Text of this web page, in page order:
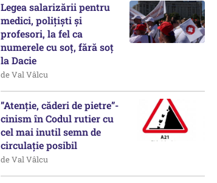
Legea salarizării pentru
medici, polițiști și
profesori, la fel ca
numerele cu soț, fără soț
la Dacie
de Val Vâlcu
”Atenție, căderi de pietre”-
cinism în Codul rutier cu
cel mai inutil semn de
circulație posibil
de Val Vâlcu